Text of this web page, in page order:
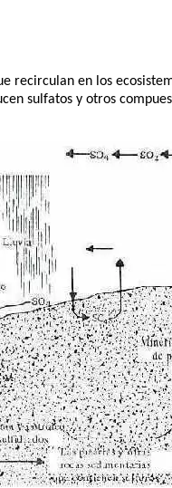
recirculan en los
sulfatos y otros